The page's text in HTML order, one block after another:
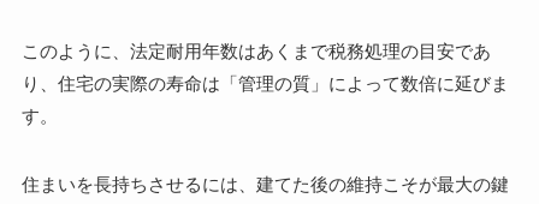
このように、法定耐用年数はあくまで税務処理の目安であ
り、住宅の実際の寿命は「管理の質」によって数倍に延びま
す。
住まいを長持ちさせるには、建てた後の維持こそが最大の鍵